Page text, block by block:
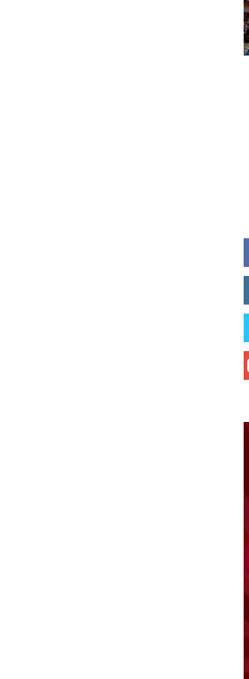
Subscribe to our daily
of vaping and tobacco